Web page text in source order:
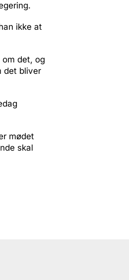
ikke at
om det, og
det bliver
mødet
skal